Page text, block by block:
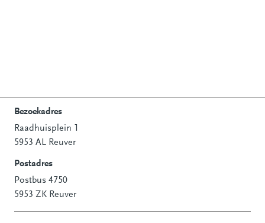
Contactinformatie
Bezoekadres
Raadhuisplein 1
5953 AL Reuver
Postadres
Postbus 4750
5953 ZK Reuver